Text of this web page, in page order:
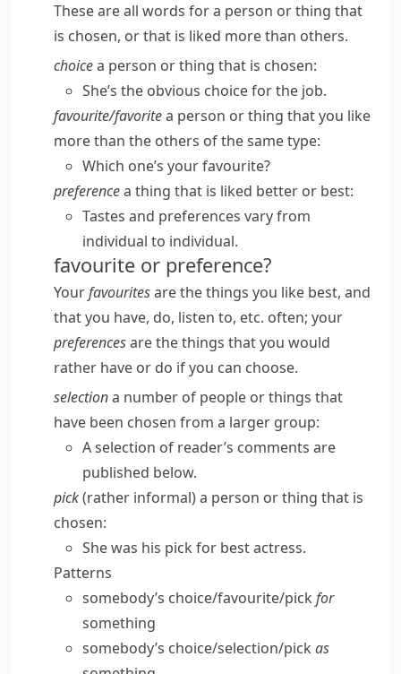
These are all words for a person or thing that
is chosen, or that is liked more than others.
choicea person or thing that is chosen:
She’s the obvious choice for the job.
favourite/​favoritea person or thing that you like
more than the others of the same type:
Which one’s your favourite?
preferencea thing that is liked better or best:
Tastes and preferences vary from
individual to individual.
favourite or preference?
Yourfavouritesare the things you like best, and
that you have, do, listen to, etc. often; your
preferencesare the things that you would
rather have or do if you can choose.
selectiona number of people or things that
have been chosen from a larger group:
A selection of reader’s comments are
published below.
pick(rather informal) a person or thing that is
chosen:
She was his pick for best actress.
Patterns
somebody’s choice/​favourite/​pick for
something
somebody’s choice/​selection/​pick as